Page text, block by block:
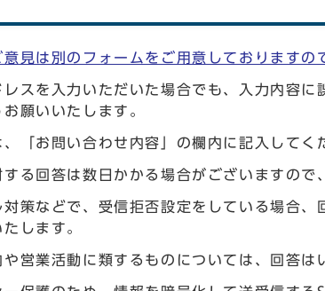
見は別のフォームをご用意しておりますの
レスを入力いただいた場合でも、入力内容
願いいたします。
、「お問い合わせ内容」の欄内に記入してく
する回答は数日かかる場合がございますので
対策などで、受信拒否設定をしている場合
します。
営業活動に類するものについては、回答は